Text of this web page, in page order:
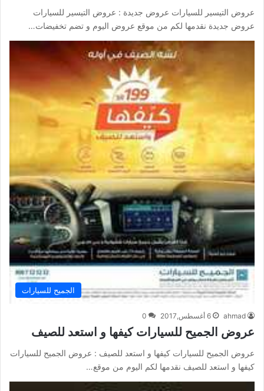
عروض التيسير للسيارات عروض جديدة : عروض التيسير للسيارات
عروض جديدة نقدمها لكم من موقع عروض اليوم و تضم تخفيضات…
الجميح للسيارات
ahmad 6 أغسطس,2017 0
عروض الجميح للسيارات كيفها و استعد للصيف
عروض الجميح للسيارات كيفها و استعد للصيف : عروض الجميح للسيارات
كيفها و استعد للصيف نقدمها لكم اليوم من موقع…